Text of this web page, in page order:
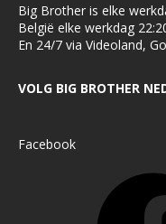
Big Brother is elke
België elke werkdag
En 24/7 via Videoland,
VOLG BIG BROTHER
Facebook